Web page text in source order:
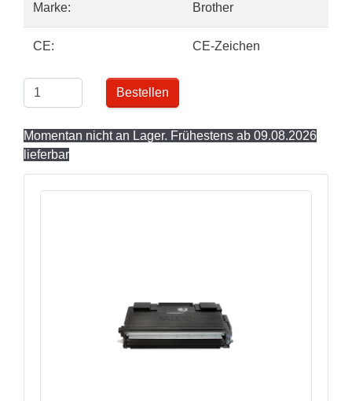
Marke: Brother
CE: CE-Zeichen
Bestellen
Momentan nicht an Lager. Frühestens ab 09.08.2026
lieferbar